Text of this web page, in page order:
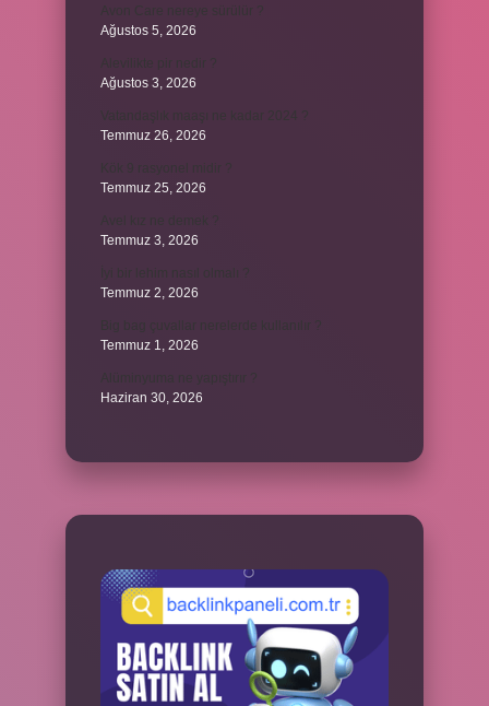
Ağustos 5, 2026
Ağustos 3, 2026
Temmuz 26, 2026
Temmuz 25, 2026
Temmuz 3, 2026
Temmuz 2, 2026
Temmuz 1, 2026
Haziran 30, 2026